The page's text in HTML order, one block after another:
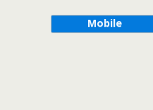
Mobile